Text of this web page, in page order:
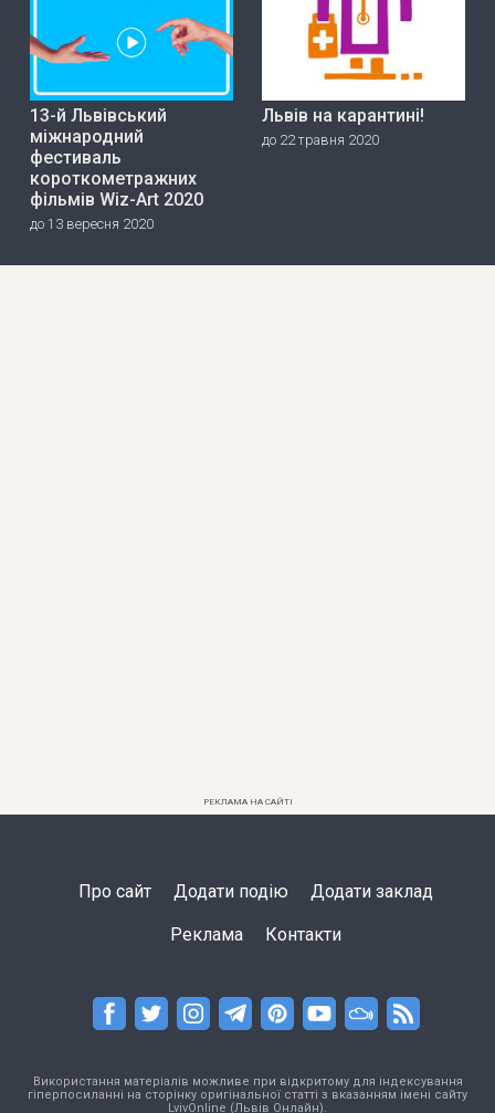
13-й Львівський
міжнародний
фестиваль
короткометражних
фільмів Wiz-Art 2020
до 13 вересня 2020
Львів на карантині!
до 22 травня 2020
РЕКЛАМА НА САЙТІ
Про сайт Додати подію Додати заклад
Реклама Контакти
Використання матеріалів можливе при відкритому для індексування
гіперпосиланні на сторінку оригінальної статті з вказанням імені сайту
LvivOnline (Львів Онлайн).